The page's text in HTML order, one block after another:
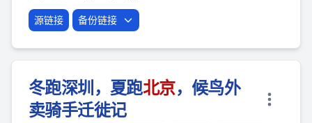
源链接 备份链接
冬跑深圳，夏跑北京，候鸟外
卖骑手迁徙记